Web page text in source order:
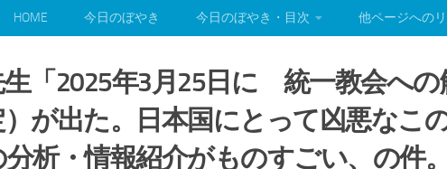
HOME 今日のぼやき 今日のぼやき・目次 他ページへの
「2025年3月25日に 統一教会への
が出た。日本国にとって凶悪なこ
析・情報紹介がものすごい、の件。